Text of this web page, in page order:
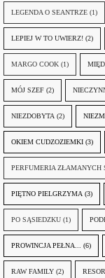
LEGENDA O SEANTRZE (1)
LEPIEJ W TO UWIERZ! (2)
MARGO COOK (1)
MÓJ SZEF (2)
NIEZDOBYTA (2)
OKIEM CUDZOZIEMKI (3)
PERFUMERIA ZŁAMANYCH
PIĘTNO PIELGRZYMA (3)
PO SĄSIEDZKU (1)
PROWINCJA PEŁNA... (6)
RAW FAMILY (2)